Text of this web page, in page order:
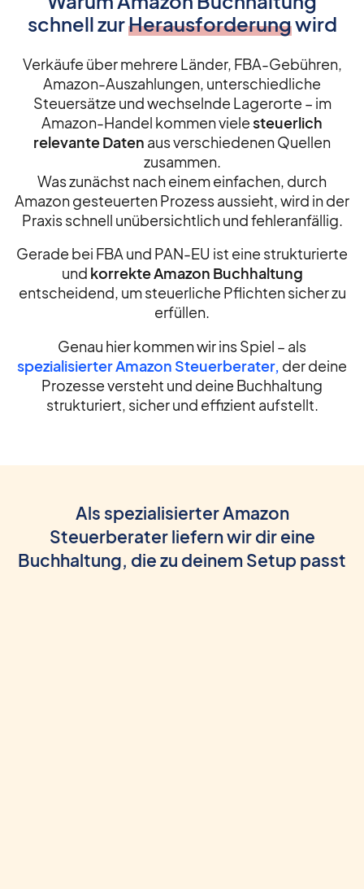
schnell zurHerausforderungwird
Verkäufe über mehrere Länder, FBA-Gebühren,
Amazon-Auszahlungen, unterschiedliche
Steuersätze und wechselnde Lagerorte – im
Amazon-Handel kommen vielesteuerlich
relevante Daten aus verschiedenen Quellen
zusammen.
Was zunächst nach einem einfachen, durch
Amazon gesteuerten Prozess aussieht, wird in der
Praxis schnell unübersichtlich und fehleranfällig.
Gerade bei FBA und PAN-EU ist eine strukturierte
und korrekte Amazon Buchhaltung
entscheidend, um steuerliche Pflichten sicher zu
erfüllen.
Genau hier kommen wir ins Spiel – als
spezialisierter Amazon Steuerberater, der deine
Prozesse versteht und deine Buchhaltung
strukturiert, sicher und effizient aufstellt.
Als spezialisierter Amazon
Steuerberater liefern wir dir eine
Buchhaltung, die zu deinem Setup passt